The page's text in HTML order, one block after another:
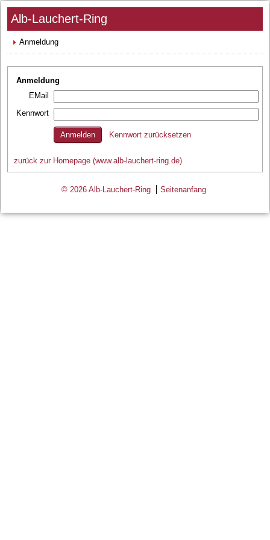
Alb-Lauchert-Ring
Anmeldung
Anmeldung
EMail
Kennwort
Kennwort zurücksetzen
zurück zur Homepage (www.alb-lauchert-ring.de)
© 2026 Alb-Lauchert-Ring Seitenanfang